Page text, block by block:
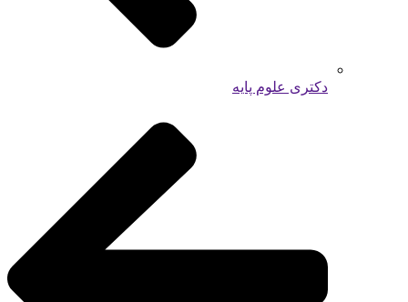
دکتری علوم پایه